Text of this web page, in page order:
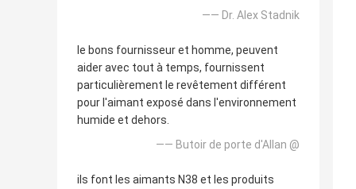
—— Dr. Alex Stadnik
le bons fournisseur et homme, peuvent
aider avec tout à temps, fournissent
particulièrement le revêtement différent
pour l'aimant exposé dans l'environnement
humide et dehors.
—— Butoir de porte d'Allan @
ils font les aimants N38 et les produits